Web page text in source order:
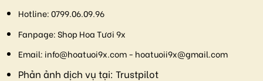
Hotline:0799.06.09.96
Fanpage:Shop Hoa Tươi 9x
Email: info@hoatuoi9x.com - hoatuoii9x@gmail.com
Phản ảnh dịch vụ tại: Trustpilot